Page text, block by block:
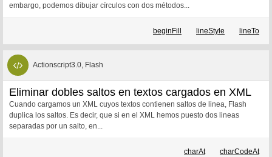
embargo, podemos dibujar círculos con dos métodos...
beginFill lineStyle lineTo
Actionscript3.0, Flash
Eliminar dobles saltos en textos cargados en XML
Cuando cargamos un XML cuyos textos contienen saltos de linea, Flash
duplica los saltos. Es decir, que si en el XML hemos puesto dos lineas
separadas por un salto, en...
charAt charCodeAt